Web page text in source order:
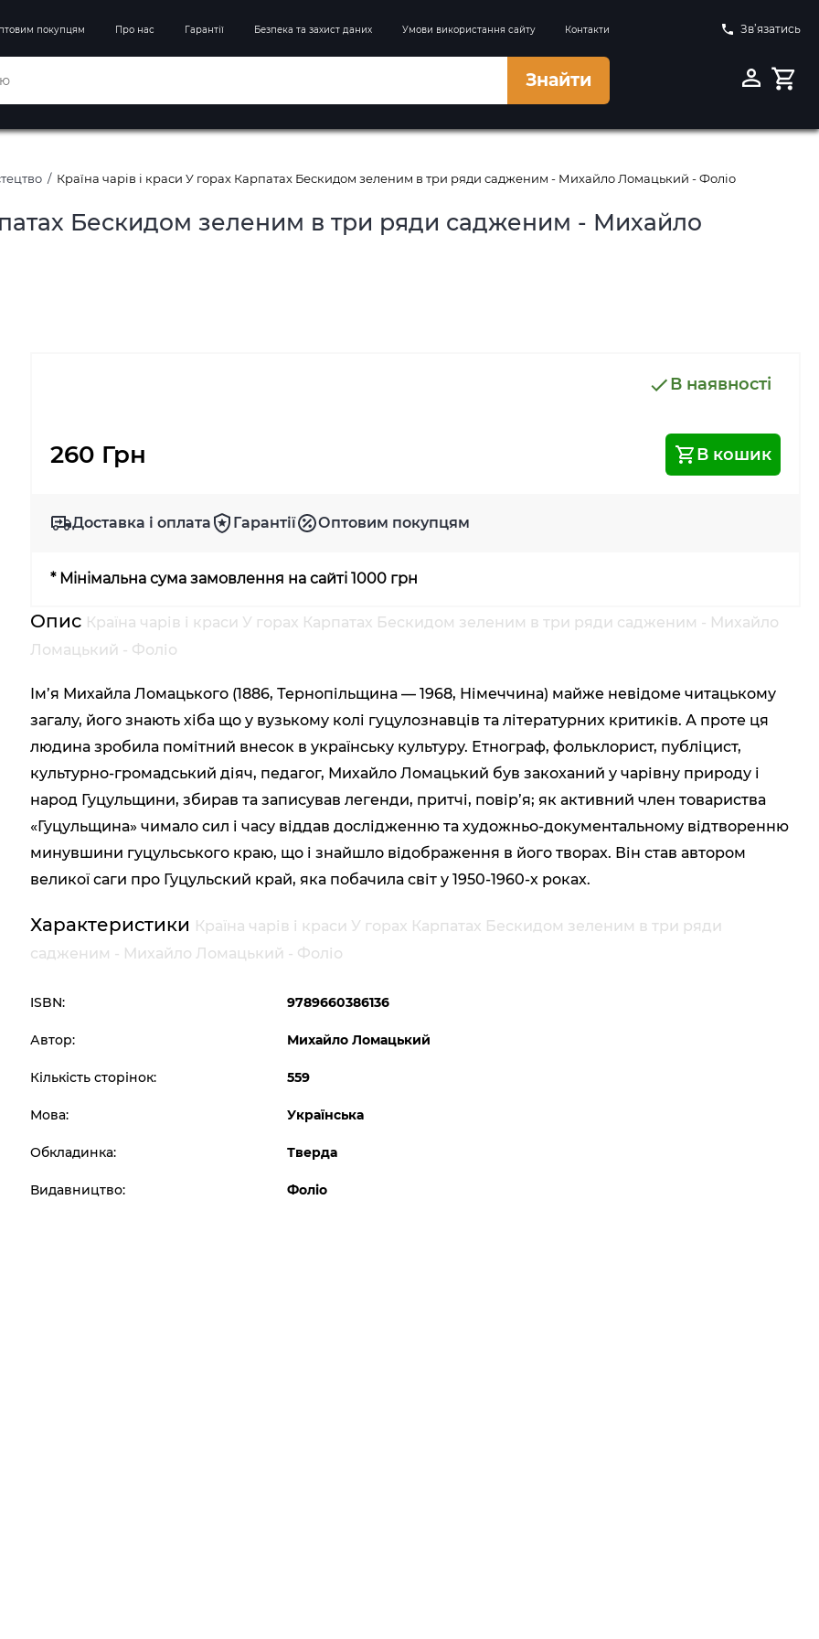
покупцям Про нас Гарантії Безпека та захист даних Умови використання сайту Контакти Зв’язатись
Знайти
Країна чарів і краси У горах Карпатах Бескидом зеленим в три ряди садженим - Михайло Ломацький - Фоліо
Бескидом зеленим в три ряди садженим - Михайло
В наявності
260 Грн В кошик
Доставка і оплата Гарантії Оптовим покупцям
* Мінімальна сума замовлення на сайті 1000 грн
Опис Країна чарів і краси У горах Карпатах Бескидом зеленим в три ряди садженим - Михайло
Ломацький - Фоліо
Ім’я Михайла Ломацького (1886, Тернопільщина — 1968, Німеччина) майже невідоме читацькому
загалу, його знають хіба що у вузькому колі гуцулознавців та літературних критиків. А проте ця
людина зробила помітний внесок в українську культуру. Етнограф, фольклорист, публіцист,
культурно-громадський діяч, педагог, Михайло Ломацький був закоханий у чарівну природу і
народ Гуцульщини, збирав та записував легенди, притчі, повір’я; як активний член товариства
«Гуцульщина» чимало сил і часу віддав дослідженню та художньо-документальному відтворенню
минувшини гуцульського краю, що і знайшло відображення в його творах. Він став автором
великої саги про Гуцульский край, яка побачила світ у 1950-1960-х роках.
Характеристики Країна чарів і краси У горах Карпатах Бескидом зеленим в три ряди
садженим - Михайло Ломацький - Фоліо
ISBN: 9789660386136
Автор: Михайло Ломацький
Кількість сторінок: 559
Мова: Українська
Обкладинка: Тверда
Видавництво: Фоліо